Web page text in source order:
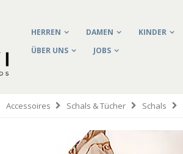
HERREN DAMEN KINDER
ÜBER UNS
JOBS
Accessoires Schals & Tücher Schals